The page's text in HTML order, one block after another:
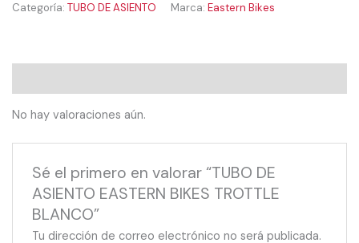
Categoría: TUBO DE ASIENTO Marca: Eastern Bikes
No hay valoraciones aún.
Sé el primero en valorar “TUBO DE
ASIENTO EASTERN BIKES TROTTLE
BLANCO”
Tu dirección de correo electrónico no será publicada.